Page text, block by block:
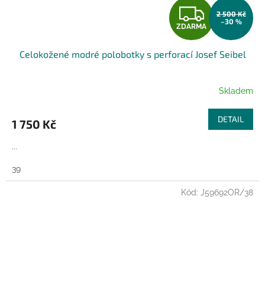
Z
D
A
R
M
A
ZDARMA
2 500 Kč
–30 %
Celokožené modré polobotky s perforací Josef Seibel
Skladem
1 750 Kč DETAIL
...
39
Kód: J59692OR/38